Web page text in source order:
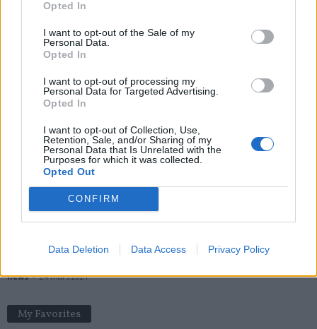
Opted In
I want to opt-out of the Sale of my
Personal Data.
Opted In
I want to opt-out of processing my
Personal Data for Targeted Advertising.
Opted In
I want to opt-out of Collection, Use,
Retention, Sale, and/or Sharing of my
Personal Data that Is Unrelated with the
Purposes for which it was collected.
Opted Out
CONFIRM
Data Deletion Data Access Privacy Policy
Popular Posts
Se faire tester après les fêtes évitera “l’effet Thanksgiving”
8 décembre 2020
Comment reconnaître les punaises de lit ?
16 décembre 2018
Vous aurez droit à des appareils auditifs sans reste à charge
- 31 décembre 2020
Covid-19 : une campagne de vaccination pour les enseignants
news - 24 mars 2021
My Favorites